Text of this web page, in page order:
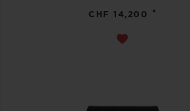
CHF 14,200 •